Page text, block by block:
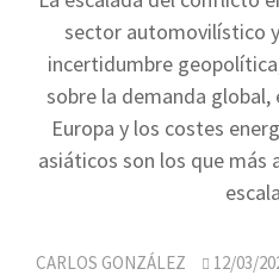
sector automovilístico
incertidumbre
sobre la demanda
Europa y los costes
asiáticos son los que más
CARLOS GONZÁLEZ 12/03/